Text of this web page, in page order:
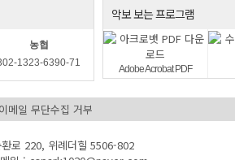
농협
1323-6390-71
악보 보는 프로그램
Adobe Acrobat PDF
이메일 무단수집 거부
로 220, 위례더힐 5506-802